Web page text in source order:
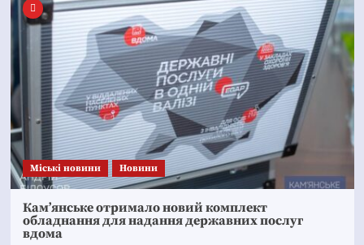
Mіські новини Новини
Кам’янське отримало новий комплект
обладнання для надання державних послуг
вдома